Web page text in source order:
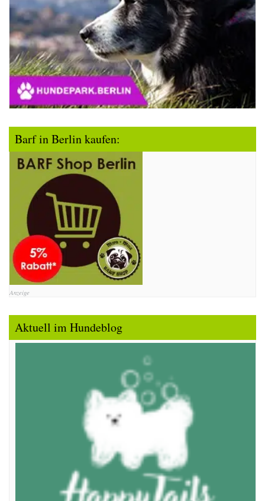
Barf in Berlin kaufen:
Anzeige
Aktuell im Hundeblog